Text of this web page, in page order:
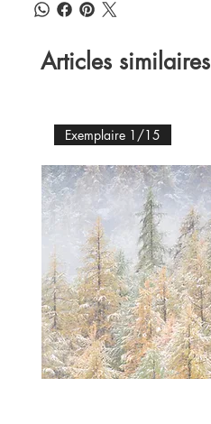
Articles similaires
Exemplaire 1/15